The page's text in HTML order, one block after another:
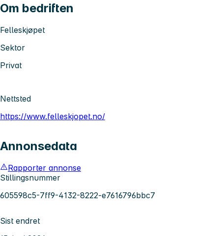
Om bedriften
Felleskjøpet
Sektor
Privat
Nettsted
https://www.felleskjopet.no/
Annonsedata
Rapporter annonse
Stillingsnummer
605598c5-7ff9-4132-8222-e7616796bbc7
Sist endret